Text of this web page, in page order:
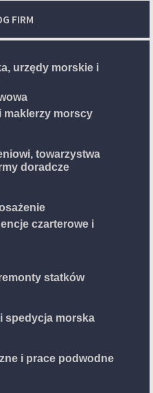
FIRM
urzędy morskie i
maklerzy morscy
towarzystwa
doradcze
czarterowe i
statków
spedycja morska
i prace podwodne